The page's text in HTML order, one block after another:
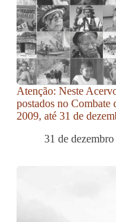
Atenção: Neste
postados no Combate
2009, até 31 de
31 de